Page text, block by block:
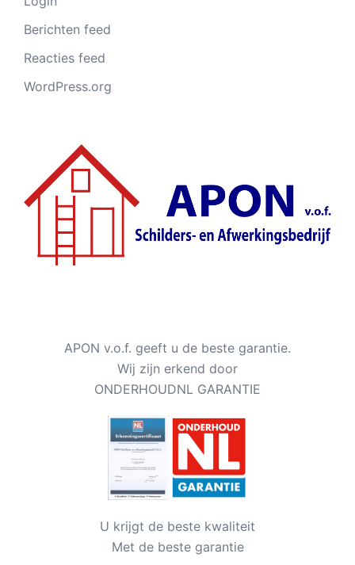
Berichten feed
Reacties feed
WordPress.org
APON v.o.f. geeft u de beste garantie.
Wij zijn erkend door
ONDERHOUDNL GARANTIE
U krijgt de beste kwaliteit
Met de beste garantie